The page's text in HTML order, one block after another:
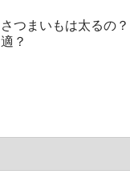
さつまいもは太るの
適？